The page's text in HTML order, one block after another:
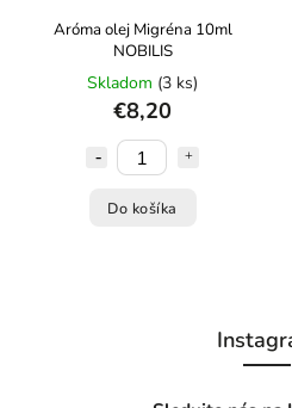
Aróma olej Migréna 10ml
NOBILIS
Skladom (3 ks)
€8,20
Do košíka